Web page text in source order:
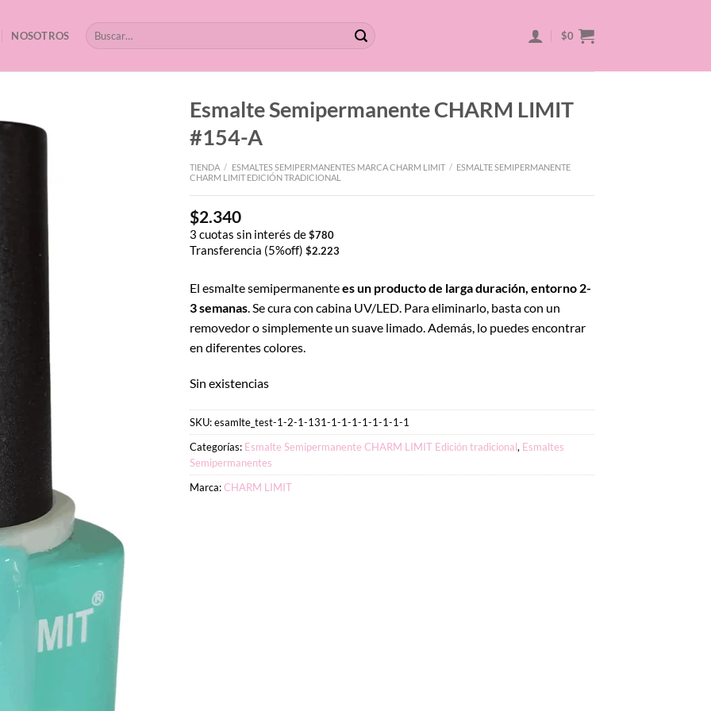
NOSOTROS
Buscar
por:
$0
Esmalte Semipermanente CHARM LIMIT
#154-A
TIENDA / ESMALTES SEMIPERMANENTES MARCA CHARM LIMIT / ESMALTE SEMIPERMANENTE
CHARM LIMIT EDICIÓN TRADICIONAL
$2.340
3 cuotas sin interés de$780
Transferencia (5%off) $2.223
El esmalte semipermanentees un producto de larga duración, entorno 2-
3 semanas . Se cura con cabina UV/LED. Para eliminarlo, basta con un
removedor o simplemente un suave limado. Además, lo puedes encontrar
en diferentes colores.
Sin existencias
SKU:esamlte_test-1-2-1-131-1-1-1-1-1-1-1-1
Categorías: Esmalte Semipermanente CHARM LIMIT Edición tradicional, Esmaltes
Semipermanentes
Marca:CHARM LIMIT